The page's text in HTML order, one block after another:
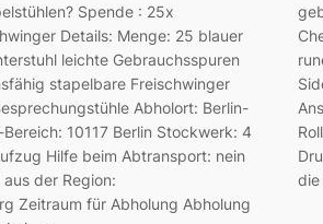
Spende : 25x
Details: Menge: 25 blauer
leichte Gebrauchsspuren
stapelbare Freischwinger
Abholort: Berlin-
10117 Berlin Stockwerk: 4
Hilfe beim Abtransport: nein
der Region:
Zeitraum für Abholung Abholung
die